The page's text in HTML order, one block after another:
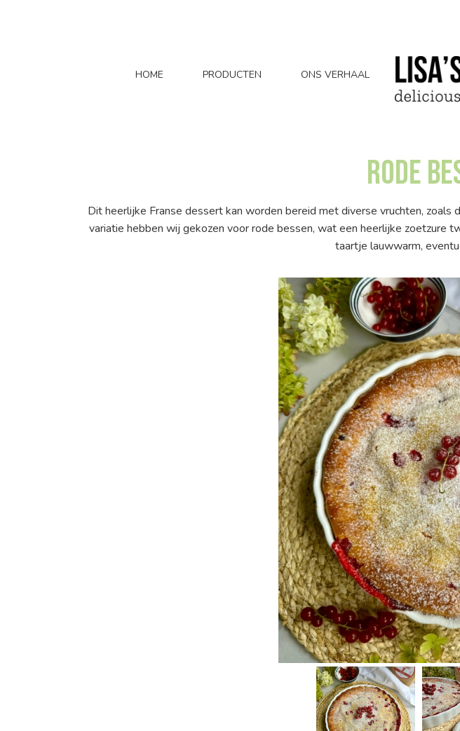
HOME PRODUCTEN ONS VERHAAL
Rode
Dit heerlijke Franse dessert kan worden bereid met diverse vruchten, zoals
variatie hebben wij gekozen voor rode bessen, wat een heerlijke
taartje lauwwarm,